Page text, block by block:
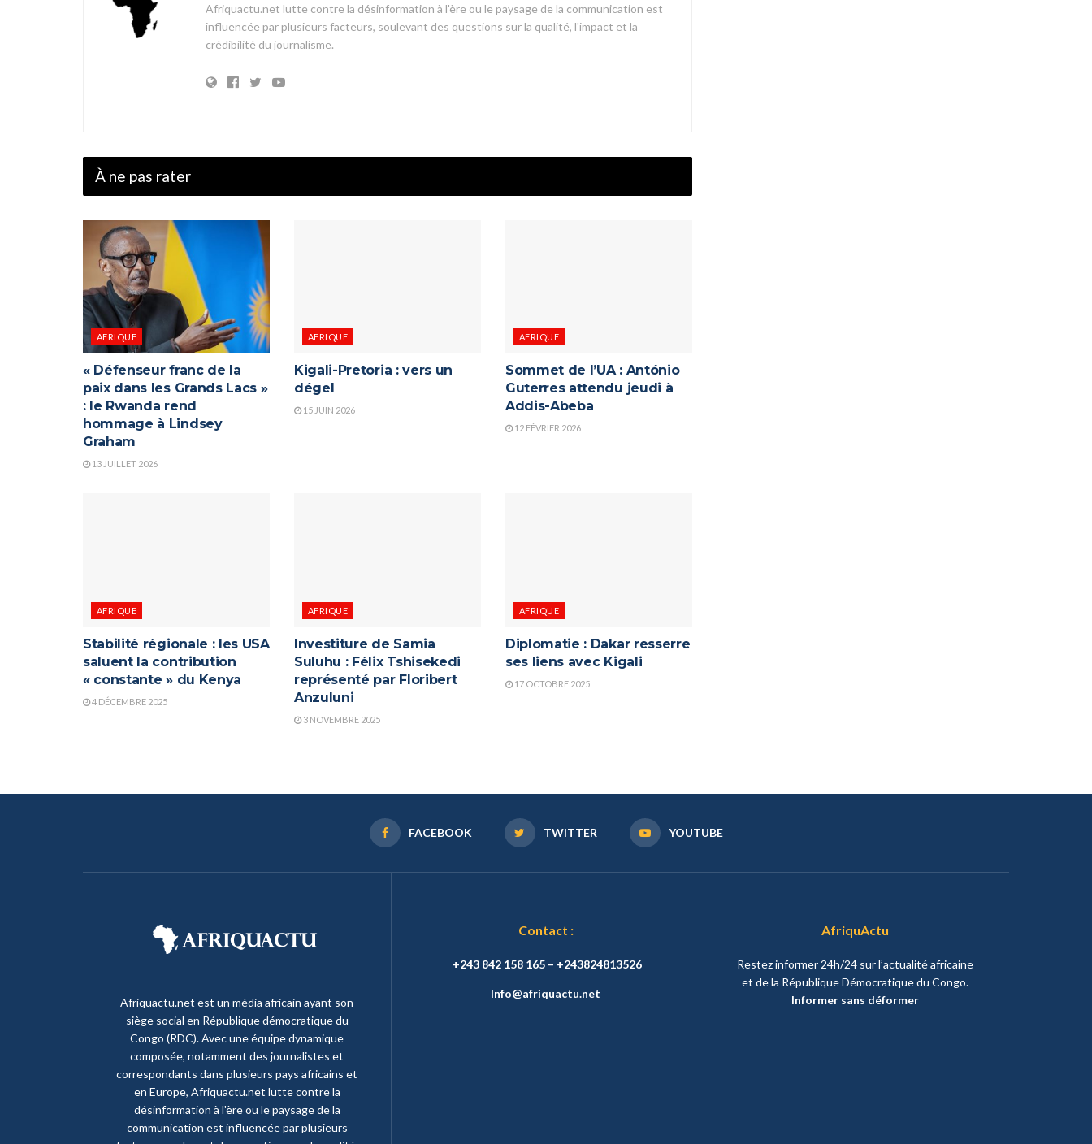
Afriquactu.net lutte contre la désinformation à l'ère ou le paysage de la communication est
influencée par plusieurs facteurs, soulevant des questions sur la qualité, l'impact et la
crédibilité du journalisme.
À ne pas rater
AFRIQUE
« Défenseur franc de la
paix dans les Grands Lacs »
: le Rwanda rend
hommage à Lindsey
Graham
13 JUILLET 2026
AFRIQUE
Kigali-Pretoria : vers un
dégel
15 JUIN 2026
AFRIQUE
Sommet de l’UA : António
Guterres attendu jeudi à
Addis-Abeba
12 FÉVRIER 2026
AFRIQUE
Stabilité régionale : les USA
saluent la contribution
« constante » du Kenya
4 DÉCEMBRE 2025
AFRIQUE
Investiture de Samia
Suluhu : Félix Tshisekedi
représenté par Floribert
Anzuluni
3 NOVEMBRE 2025
AFRIQUE
Diplomatie : Dakar resserre
ses liens avec Kigali
17 OCTOBRE 2025
FACEBOOK TWITTER YOUTUBE
Afriquactu.net est un média africain ayant son
siège social en République démocratique du
Congo (RDC). Avec une équipe dynamique
composée, notamment des journalistes et
correspondants dans plusieurs pays africains et
en Europe, Afriquactu.net lutte contre la
désinformation à l'ère ou le paysage de la
communication est influencée par plusieurs
Contact :
+243 842 158 165 – +243824813526
Info@afriquactu.net
AfriquActu
Restez informer 24h/24 sur l’actualité africaine
et de la République Démocratique du Congo.
Informer sans déformer